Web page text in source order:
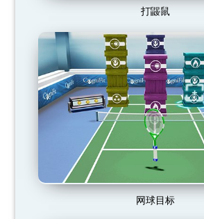
打鼹鼠
网球目标